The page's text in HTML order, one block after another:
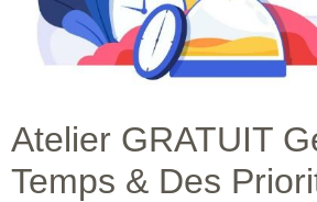
Atelier GRATUIT
Temps & Des